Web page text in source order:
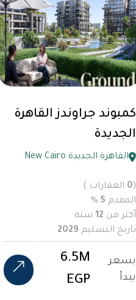
كمبوند جراوندز القاهرة
الجديدة
القاهرة الجديدة New Cairo
(
0 العقارات )
المقدم 5
%
أكثر من 12 سنة
تاريخ التسليم 2029
بسعر
يبدأ
6.5M
EGP